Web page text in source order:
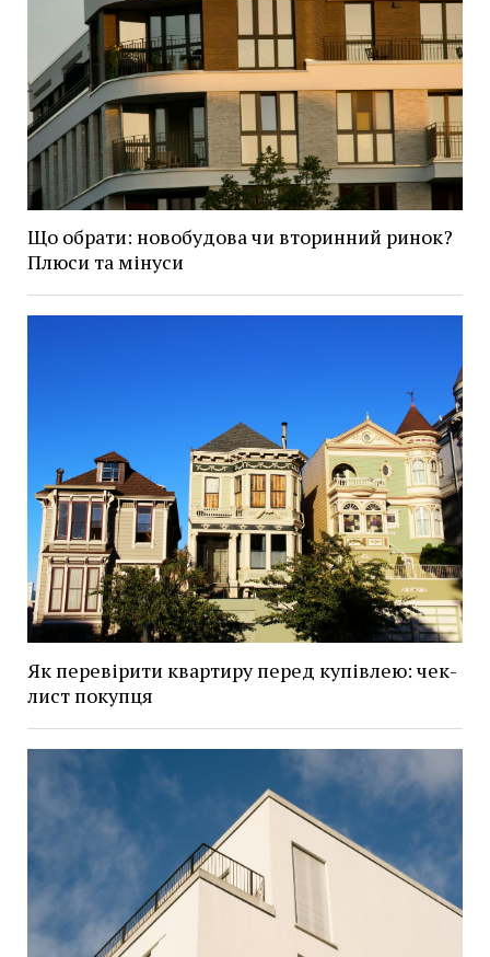
Що обрати: новобудова чи вторинний ринок?
Плюси та мінуси
Як перевірити квартиру перед купівлею: чек-
лист покупця